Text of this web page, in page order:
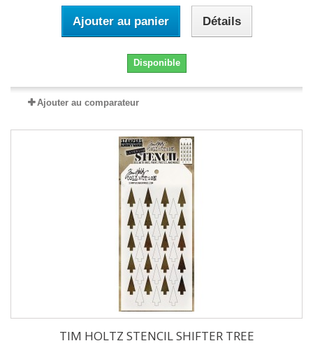
Ajouter au panier Détails
Disponible
Ajouter au comparateur
TIM HOLTZ STENCIL SHIFTER TREE